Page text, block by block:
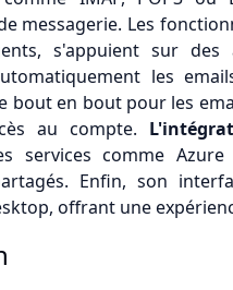
messagerie. Les
s'appuient sur
les
bout en bout pour les
au compte.
services comme
Enfin, son
offrant une